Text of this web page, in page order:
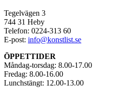
Tegelvägen 3
744 31 Heby
Telefon: 0224-313 60
E-post: info@konstlist.se
ÖPPETTIDER
Måndag-torsdag: 8.00-17.00
Fredag: 8.00-16.00
Lunchstängt: 12.00-13.00